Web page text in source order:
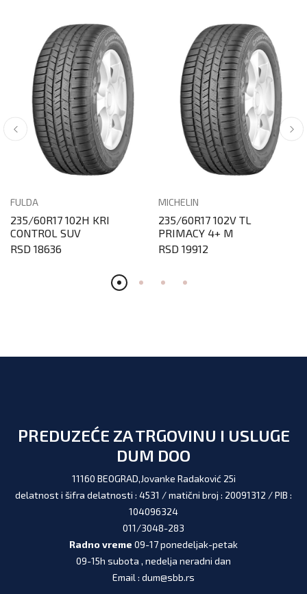
FULDA
235/60R17 102H KRI
CONTROL SUV
RSD 18636
MICHELIN
235/60R17 102V TL
PRIMACY 4+ M
RSD 19912
PREDUZEĆE ZA TRGOVINU I USLUGE
DUM DOO
11160 BEOGRAD,Jovanke Radaković 25i
delatnost i šifra delatnosti : 4531 / matični broj : 20091312 / PIB :
104096324
011/3048-283
Radno vreme 09-17 ponedeljak-petak
09-15h subota , nedelja neradni dan
Email : dum@sbb.rs